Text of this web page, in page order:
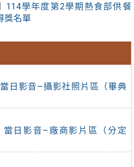
日影音–攝影社照片區（畢典
當日影音–廠商影片區（分定
114學年度第2學期熱食部供餐
獎名單